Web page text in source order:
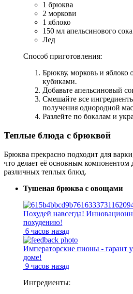
1 брюква
2 моркови
1 яблоко
150 мл апельсинового сока
Лед
Способ приготовления:
Брюкву, морковь и яблоко
кубиками.
Добавьте апельсиновый
Смешайте все
получения однородной
Разлейте по бокалам и
Теплые блюда с брюквой
Брюква прекрасно подходит для
что делает её основным компонентом
различных теплых блюд.
Тушеная брюква с овощами
Похудей навсегда!
похудению!
6 часов назад
Императорские пионы - гарант
доме!
9 часов назад
Ингредиенты: